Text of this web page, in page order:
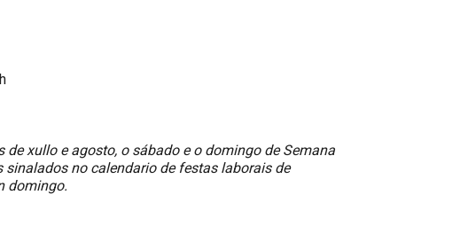
xullo e agosto, o sábado e o domingo de Semana
no calendario de festas laborais de
domingo.